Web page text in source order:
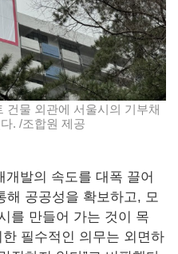
건물 외관에 서울시의 기부채
. /조합원 제공
개발의 속도를 대폭 끌어
해 공공성을 확보하고, 모
를 만들어 가는 것이 목
한 필수적인 의무는 외면하